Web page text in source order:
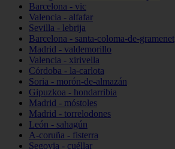
Barcelona - vic
Valencia - alfafar
Sevilla - lebrija
Barcelona - santa-coloma-de-gramenet
Madrid - valdemorillo
Valencia - xirivella
Córdoba - la-carlota
Soria - morón-de-almazán
Gipuzkoa - hondarribia
Madrid - móstoles
Madrid - torrelodones
León - sahagún
A-coruña - fisterra
Segovia - cuéllar